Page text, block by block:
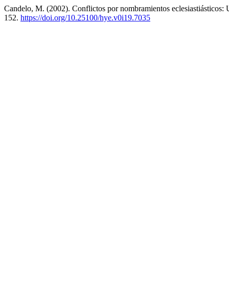
Candelo, M. (2002). Conflictos por nombramientos
152. https://doi.org/10.25100/hye.v0i19.7035